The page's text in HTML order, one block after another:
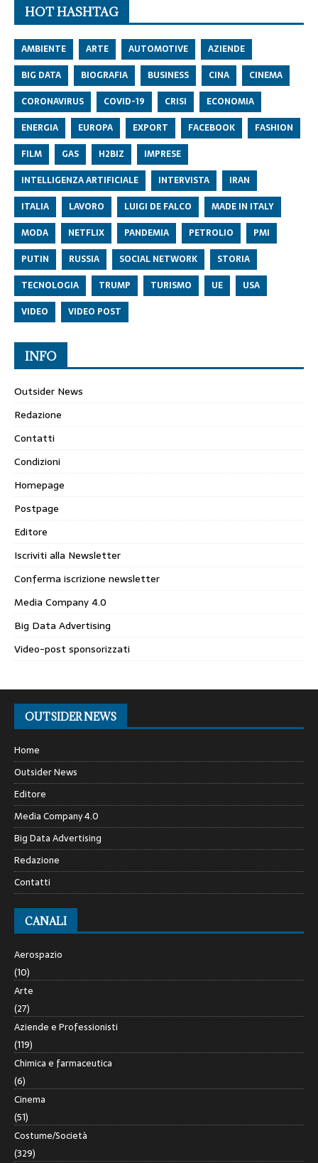
HOT HASHTAG
AMBIENTE ARTE AUTOMOTIVE
AZIENDE
BIG DATA
BIOGRAFIA BUSINESS CINA
CINEMA
CORONAVIRUS
COVID-19 CRISI
ECONOMIA
ENERGIA
EUROPA EXPORT FACEBOOK
FASHION
FILM
GAS H2BIZ
IMPRESE
INTELLIGENZA ARTIFICIALE
INTERVISTA
IRAN
ITALIA
LAVORO LUIGI DE FALCO
MADE IN ITALY
MODA
NETFLIX PANDEMIA PETROLIO
PMI
PUTIN
RUSSIA SOCIAL NETWORK
STORIA
TECNOLOGIA
TRUMP TURISMO UE
USA
VIDEO
VIDEO POST
INFO
Outsider News
Redazione
Contatti
Condizioni
Homepage
Postpage
Editore
Iscriviti alla Newsletter
Conferma iscrizione newsletter
Media Company 4.0
Big Data Advertising
Video-post sponsorizzati
OUTSIDER NEWS
Home
Outsider News
Editore
Media Company 4.0
Big Data Advertising
Redazione
Contatti
CANALI
Aerospazio
(10)
Arte
(27)
Aziende e Professionisti
(119)
Chimica e farmaceutica
(6)
Cinema
(51)
Costume/Società
(329)